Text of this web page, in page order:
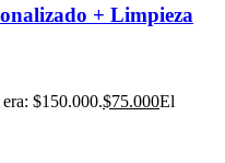
+ Limpieza
$150.000.$75.000El